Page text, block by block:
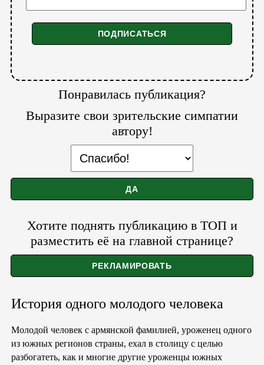
Понравилась публикация?
Выразите свои зрительские симпатии
автору!
Хотите поднять публикацию в ТОП и
разместить её на главной странице?
История одного молодого человека
Молодой человек с армянской фамилией, уроженец одного
из южных регионов страны, ехал в столицу с целью
разбогатеть, как и многие другие уроженцы южных